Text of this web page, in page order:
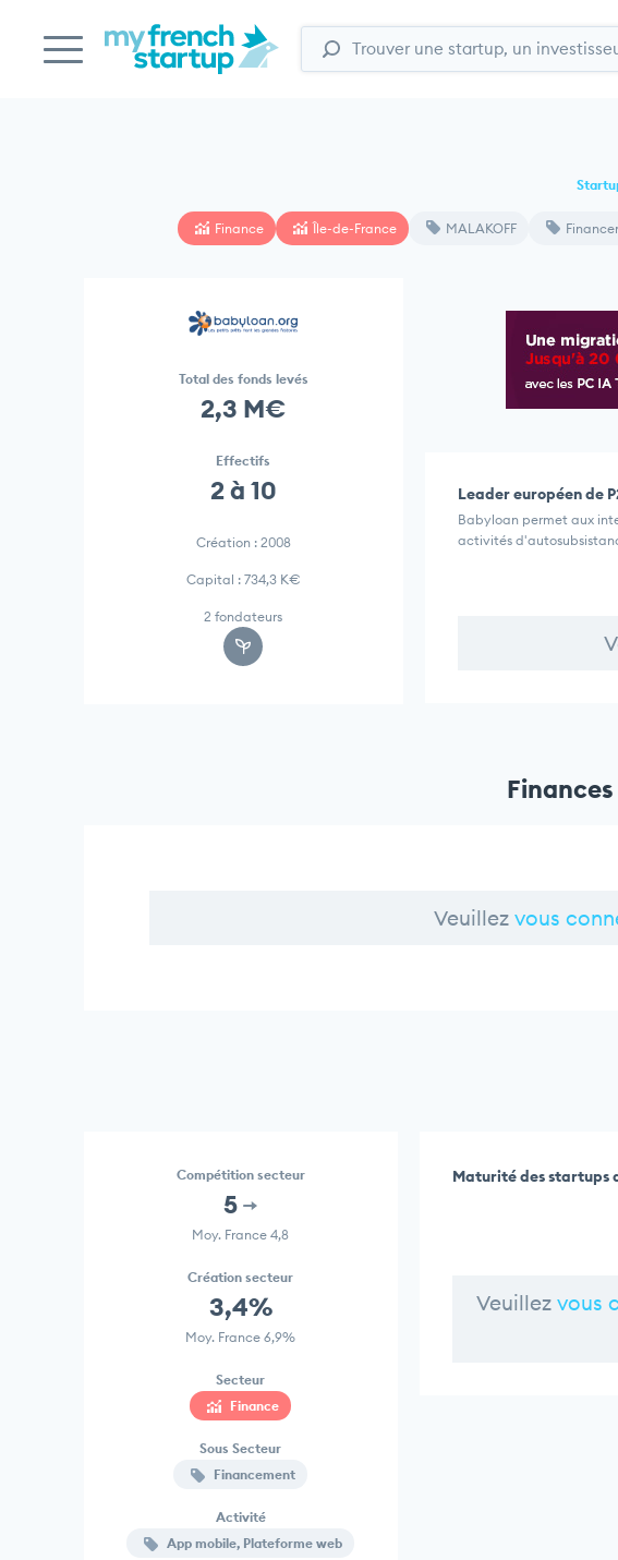
Finance Île-de-France MALAKOFF
Total des fonds levés
2,3 M€
Effectifs
2 à 10
Création : 2008
Capital : 734,3 K€
2 fondateurs
Leader européen de
Babyloan permet aux
activités
Veuillez vous
Compétition secteur
5
Moy. France 4,8
Création secteur
3,4%
Moy. France 6,9%
Secteur
Finance
Sous Secteur
Financement
Activité
App mobile, Plateforme web
Maturité des startups
Veuillez vous